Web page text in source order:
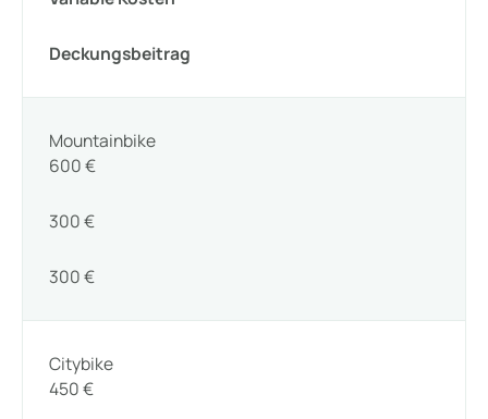
Deckungsbeitrag
Mountainbike
600 €
300 €
300 €
Citybike
450 €